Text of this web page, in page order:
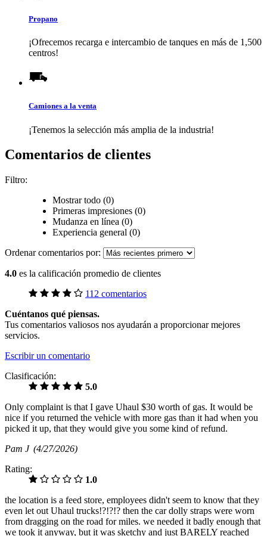
Propano
¡Ofrecemos recarga e intercambio de tanques en más de 1,500
centros!
Camiones a la venta
¡Tenemos la selección más amplia de la industria!
Comentarios de clientes
Filtro:
Mostrar todo (0)
Primeras impresiones (0)
Mudanza en línea (0)
Experiencia general (0)
Ordenar comentarios por:
4.0 es la calificación promedio de clientes
112 comentarios
Cuéntanos qué piensas.
Tus comentarios valiosos nos ayudarán a proporcionar mejores
servicios.
Escribir un comentario
Clasificación:
5.0
Only complaint is that I gave Uhaul $30 worth of gas. It would be
nice if you returned the vehicle with more gas than it had when you
picked it up, that they would give you some kind of refund.
Pam J (4/27/2026)
Rating:
1.0
the location is a feed store, employees didn't seem to know that they
even let out Uhaul trucks!?!?!? then the car dolly straps were worn
from dragging on the road for miles. we needed it badly enough that
we took it anyway, but it was sketchy and just BARELY reached